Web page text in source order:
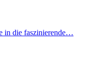
in die faszinierende…